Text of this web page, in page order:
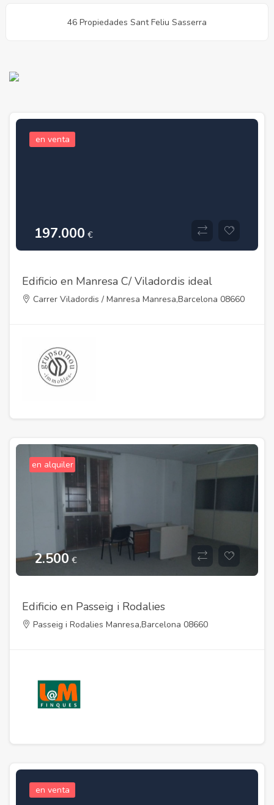
46 Propiedades Sant Feliu Sasserra
en venta
197.000 €
Edificio en Manresa C/ Viladordis ideal
inversores
Carrer Viladordis / Manresa Manresa,Barcelona 08660
en alquiler
2.500 €
Edificio en Passeig i Rodalies
Passeig i Rodalies Manresa,Barcelona 08660
en venta